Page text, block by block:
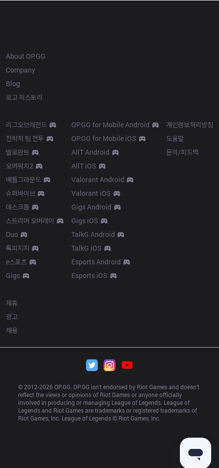
About OP.GG
Company
Blog
로고 히스토리
리그오브레전드
전략적 팀 전투
발로란트
오버워치2
배틀그라운드
슈퍼바이브
데스크톱
스트리머 오버레이
Duo
톡피지지
e스포츠
Gigs
OP.GG for Mobile Android
OP.GG for Mobile iOS
AllT Android
AllT iOS
Valorant Android
Valorant iOS
Gigs Android
Gigs iOS
TalkG Android
TalkG iOS
Esports Android
Esports iOS
개인정보처리방침
도움말
문의/피드백
제휴
광고
채용
© 2012-2026 OP.GG. OP.GG isn’t endorsed by Riot Games and doesn’t
reflect the views or opinions of Riot Games or anyone officially
involved in producing or managing League of Legends. League of
Legends and Riot Games are trademarks or registered trademarks of
Riot Games, Inc. League of Legends © Riot Games, Inc.